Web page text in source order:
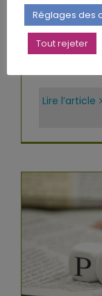
ParVT@2017
2018 |
Réformes et
clés :
Lire l’article
Réglages des
Tout rejeter